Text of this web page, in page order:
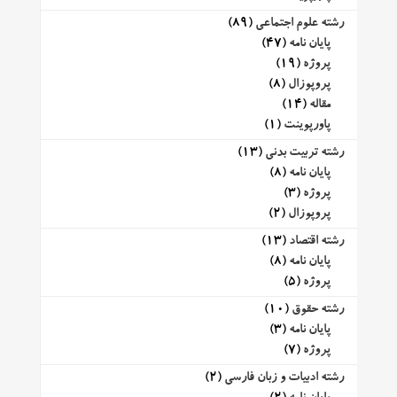
رشته علوم اجتماعی (89)
پایان نامه (47)
پروژه (19)
پروپوزال (8)
مقاله (14)
پاورپوینت (1)
رشته تربیت بدنی (13)
پایان نامه (8)
پروژه (3)
پروپوزال (2)
رشته اقتصاد (13)
پایان نامه (8)
پروژه (5)
رشته حقوق (10)
پایان نامه (3)
پروژه (7)
رشته ادبیات و زبان فارسی (2)